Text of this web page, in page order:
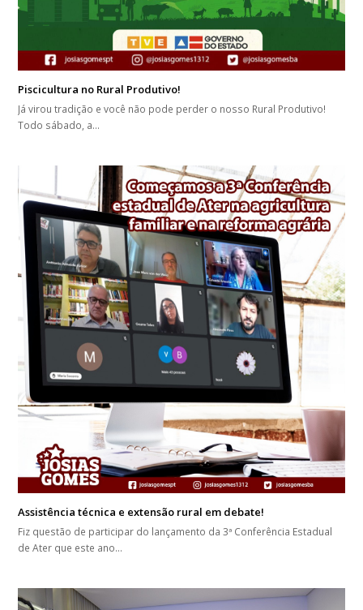
Piscicultura no Rural Produtivo!
Já virou tradição e você não pode perder o nosso Rural Produtivo!
Todo sábado, a…
Assistência técnica e extensão rural em debate!
Fiz questão de participar do lançamento da 3ª Conferência Estadual
de Ater que este ano…